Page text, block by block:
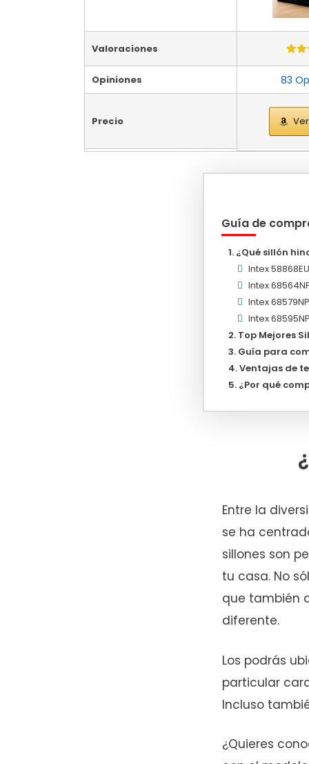
Valoraciones
Opiniones
Precio
83
Guía de
¿Qué sillón
Intex
Intex
Intex
Intex
Top Mejores
Guía para
Ventajas de
¿Por qué
Entre la
se ha
sillones son
tu casa. No
que también
diferente.
Los podrás
particular
Incluso
¿Quieres